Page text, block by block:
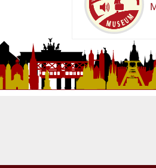
MUSEUM